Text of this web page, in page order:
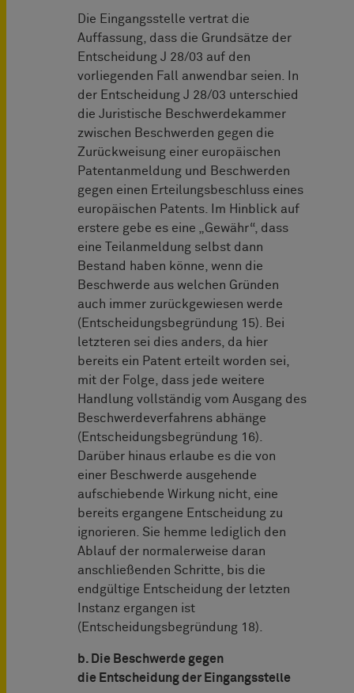
Die Eingangsstelle vertrat die
Auffassung, dass die Grundsätze der
Entscheidung J 28/03 auf den
vorliegenden Fall anwendbar seien. In
der Entscheidung J 28/03 unterschied
die Juristische Beschwerdekammer
zwischen Beschwerden gegen die
Zurückweisung einer europäischen
Patentanmeldung und Beschwerden
gegen einen Erteilungsbeschluss eines
europäischen Patents. Im Hinblick auf
erstere gebe es eine „Gewähr“, dass
eine Teilanmeldung selbst dann
Bestand haben könne, wenn die
Beschwerde aus welchen Gründen
auch immer zurückgewiesen werde
(Entscheidungsbegründung 15). Bei
letzteren sei dies anders, da hier
bereits ein Patent erteilt worden sei,
mit der Folge, dass jede weitere
Handlung vollständig vom Ausgang des
Beschwerdeverfahrens abhänge
(Entscheidungsbegründung 16).
Darüber hinaus erlaube es die von
einer Beschwerde ausgehende
aufschiebende Wirkung nicht, eine
bereits ergangene Entscheidung zu
ignorieren. Sie hemme lediglich den
Ablauf der normalerweise daran
anschließenden Schritte, bis die
endgültige Entscheidung der letzten
Instanz ergangen ist
(Entscheidungsbegründung 18).
b. Die Beschwerde gegen
die Entscheidung der Eingangsstelle